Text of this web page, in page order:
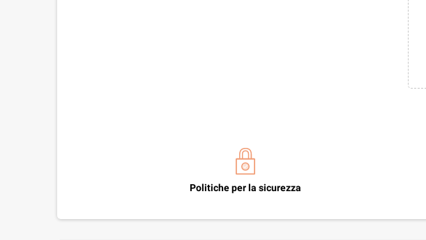
Politiche per la sicurezza